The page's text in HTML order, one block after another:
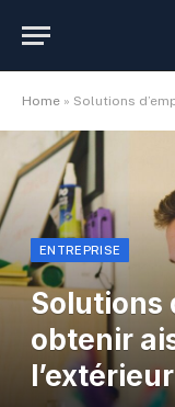
Home » Solutions
ENTREPRISE
Solutions
obtenir